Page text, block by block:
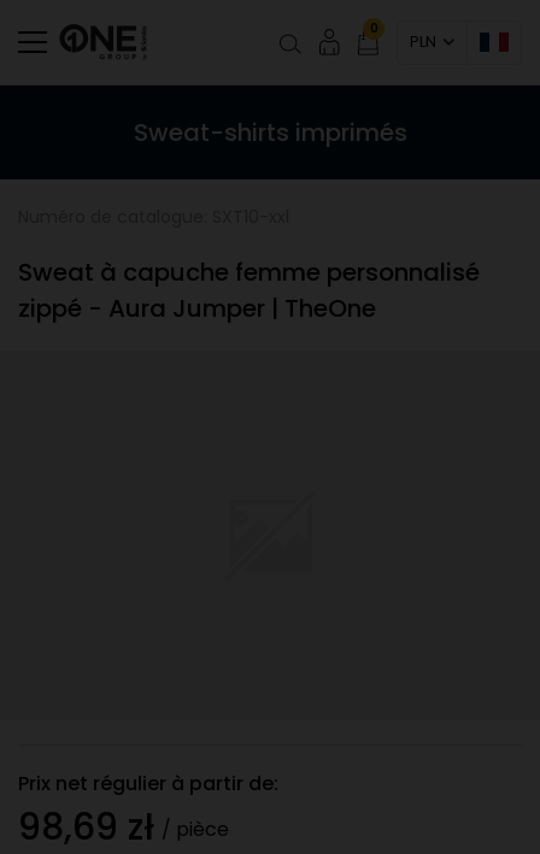
0
PLN
Sweat-shirts imprimés
Sweat à capuche femme personnalisé
zippé - Aura Jumper | TheOne
Prix net régulier à partir de:
98,69 zł / pièce